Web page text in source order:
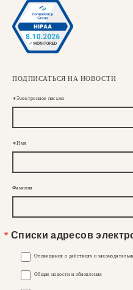
ПОДПИСАТЬСЯ НА НОВОСТИ
Электронное письмо
Имя
Фамилия
Списки адресов
Оповещения о действиях и
Общие новости и обновления